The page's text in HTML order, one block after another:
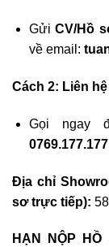
GửiCV/Hồ
về email:
Cách 2: Liên
Gọi ngay
0769.177.177
Địa chỉ
sơ trực tiếp):
HẠN NỘP HỒ